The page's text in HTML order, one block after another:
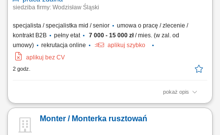
siedziba firmy: Wodzisław Śląski
specjalista / specjalistka mid / senior
umowa o pracę / zlecenie /
kontrakt B2B
pełny etat 7 000 - 15 000 zł/ mies. (w zal. od
umowy)
rekrutacja online
aplikuj szybko
aplikuj bez CV
2 godz.
pokaż opis
Opis stanowiska: organizacja i kontrola transportów międzynarodowych,
warunków przewozu, monitorowanie przebiegu transportów i terminów
dostaw, prowadzenie dokumentacji i raportowanie wyników
Monter / Monterka rusztowań